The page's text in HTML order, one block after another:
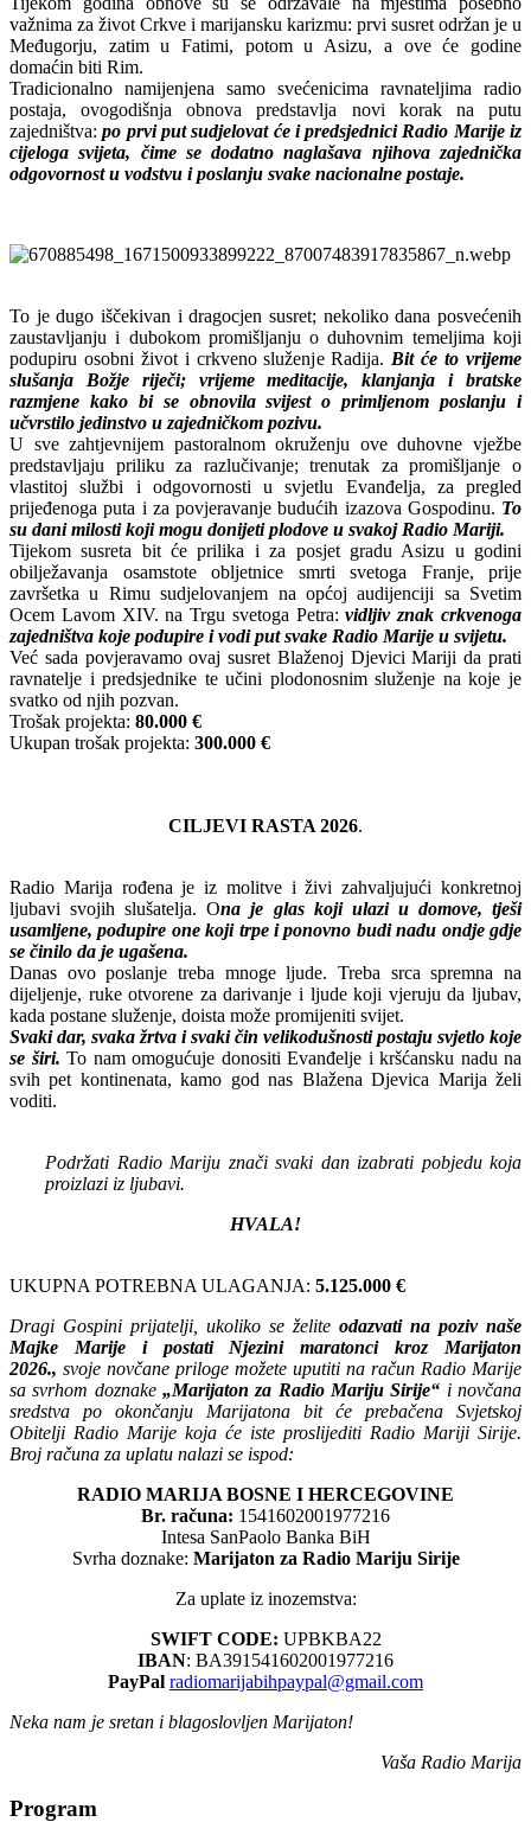
važnima za život Crkve i marijansku karizmu: prvi susret održan je u
Međugorju, zatim u Fatimi, potom u Asizu, a ove će godine
domaćin biti Rim.
Tradicionalno namijenjena samo svećenicima ravnateljima radio
postaja, ovogodišnja obnova predstavlja novi korak na putu
zajedništva:po prvi put sudjelovat će i predsjednici Radio Marije iz
cijeloga svijeta, čime se dodatno naglašava njihova zajednička
odgovornost u vodstvu i poslanju svake nacionalne postaje.
To je dugo iščekivan i dragocjen susret; nekoliko dana posvećenih
zaustavljanju i dubokom promišljanju o duhovnim temeljima koji
podupiru osobni život i crkveno služenje Radija. Bit će to vrijeme
slušanja Božje riječi; vrijeme meditacije, klanjanja i bratske
razmjene kako bi se obnovila svijest o primljenom poslanju i
učvrstilo jedinstvo u zajedničkom pozivu.
U sve zahtjevnijem pastoralnom okruženju ove duhovne vježbe
predstavljaju priliku za razlučivanje; trenutak za promišljanje o
vlastitoj službi i odgovornosti u svjetlu Evanđelja, za pregled
prijeđenoga puta i za povjeravanje budućih izazova Gospodinu. To
su dani milosti koji mogu donijeti plodove u svakoj Radio Mariji.
Tijekom susreta bit će prilika i za posjet gradu Asizu u godini
obilježavanja osamstote obljetnice smrti svetoga Franje, prije
završetka u Rimu sudjelovanjem na općoj audijenciji sa Svetim
Ocem Lavom XIV. na Trgu svetoga Petra:vidljiv znak crkvenoga
zajedništva koje podupire i vodi put svake Radio Marije u svijetu.
Već sada povjeravamo ovaj susret Blaženoj Djevici Mariji da prati
ravnatelje i predsjednike te učini plodonosnim služenje na koje je
svatko od njih pozvan.
Trošak projekta: 80.000 €
Ukupan trošak projekta: 300.000 €
CILJEVI RASTA 2026.
Radio Marija rođena je iz molitve i živi zahvaljujući konkretnoj
ljubavi svojih slušatelja. Ona je glas koji ulazi u domove, tješi
usamljene, podupire one koji trpe i ponovno budi nadu ondje gdje
se činilo da je ugašena.
Danas ovo poslanje treba mnoge ljude. Treba srca spremna na
dijeljenje, ruke otvorene za darivanje i ljude koji vjeruju da ljubav,
kada postane služenje, doista može promijeniti svijet.
Svaki dar, svaka žrtva i svaki čin velikodušnosti postaju svjetlo koje
se širi. To nam omogućuje donositi Evanđelje i kršćansku nadu na
svih pet kontinenata, kamo god nas Blažena Djevica Marija želi
voditi.
Podržati Radio Mariju znači svaki dan izabrati pobjedu koja
proizlazi iz ljubavi.
HVALA!
UKUPNA POTREBNA ULAGANJA: 5.125.000 €
Dragi Gospini prijatelji, ukoliko se želite odazvati na poziv naše
Majke Marije i postati Njezini maratonci kroz Marijaton
2026., svoje novčane priloge možete uputiti na račun Radio Marije
sa svrhom doznake„Marijaton za Radio Mariju Sirije“ i novčana
sredstva po okončanju Marijatona bit će prebačena Svjetskoj
Obitelji Radio Marije koja će iste proslijediti Radio Mariji Sirije.
Broj računa za uplatu nalazi se ispod:
RADIO MARIJA BOSNE I HERCEGOVINE
Br. računa: 1541602001977216
Intesa SanPaolo Banka BiH
Svrha doznake: Marijaton za Radio Mariju Sirije
Za uplate iz inozemstva:
SWIFT CODE: UPBKBA22
IBAN: BA391541602001977216
PayPal radiomarijabihpaypal@gmail.com
Neka nam je sretan i blagoslovljen Marijaton!
Vaša Radio Marija
Program